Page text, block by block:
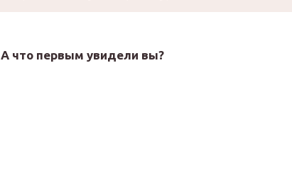
А что первым увидели вы?